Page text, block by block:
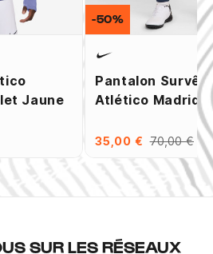
Jaune
Pantalon
Atlético Madrid
35,00 € 70,00 €
-50%
SUR LES RÉSEAUX